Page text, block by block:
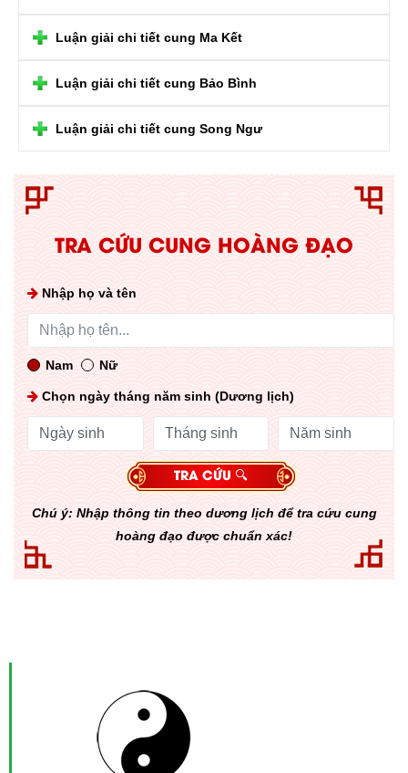
Luận giải chi tiết cung Ma Kết
Luận giải chi tiết cung Bảo Bình
Luận giải chi tiết cung Song Ngư
TRA CỨU CUNG HOÀNG ĐẠO
Nhập họ và tên
Nam Nữ
Chọn ngày tháng năm sinh (Dương lịch)
Chú ý: Nhập thông tin theo dương lịch để tra cứu cung
hoàng đạo được chuẩn xác!